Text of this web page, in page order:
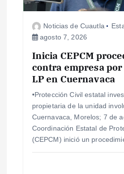
e
Noticias de Cuautla
agosto 7, 2026
Inicia CEPCM
contra empresa por
LP en Cuernavaca
•Protección Civil estatal
propietaria de la unidad
Cuernavaca, Morelos; 7 de
Coordinación Estatal de
(CEPCM) inició un